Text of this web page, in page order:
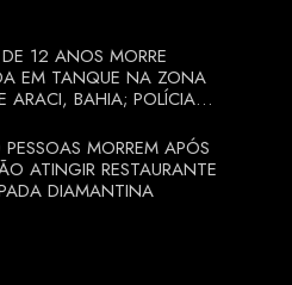
12 ANOS MORRE
EM TANQUE NA ZONA
ARACI, BAHIA; POLÍCIA
MORREM APÓS
ATINGIR RESTAURANTE
DIAMANTINA